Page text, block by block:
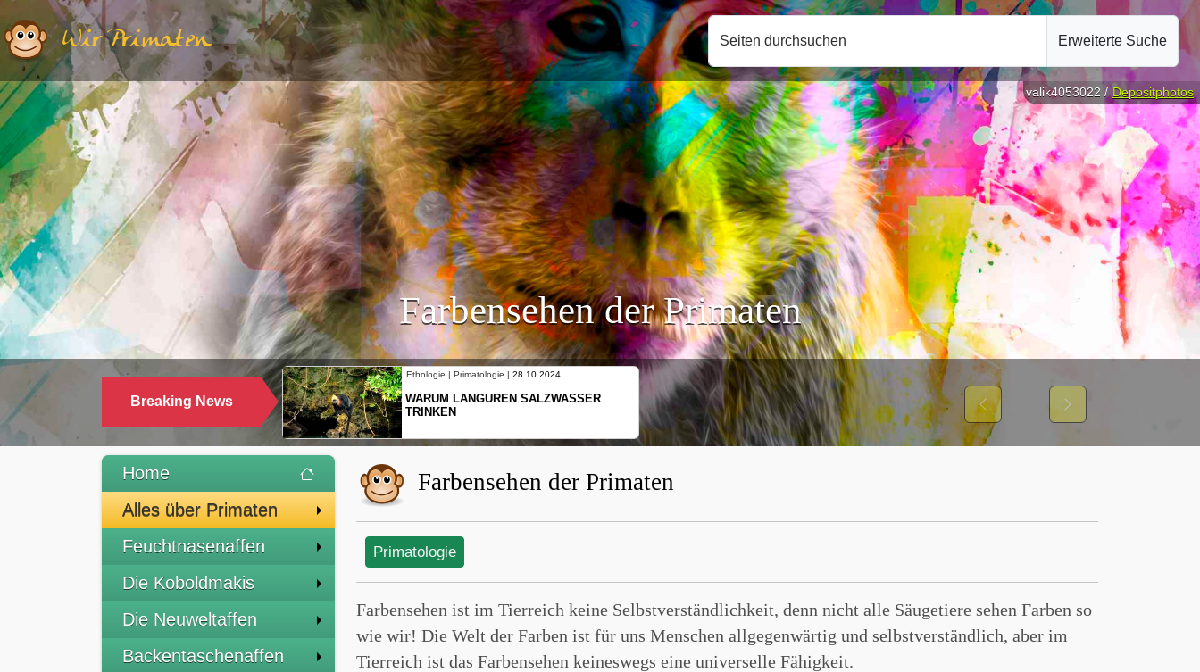
Wir Primaten Seiten durchsuchen Erweiterte Suche
Farbensehen der Primaten
Breaking News
Ethologie | Primatologie | 10.10.2024
NEUES VON WEIBLICHEN
SCHOPFGIBBONS UND IHRER
Previous Next
valik4053022 / Depositphotos
Home
Alles über Primaten
Feuchtnasenaffen
Die Koboldmakis
Die Neuweltaffen
Backentaschenaffen
Farbensehen der Primaten
Primatologie
Farbensehen ist im Tierreich keine Selbstverständlichkeit, denn nicht alle Säugetiere sehen Farben so
wie wir! Die Welt der Farben ist für uns Menschen allgegenwärtig und selbstverständlich, aber im
Tierreich ist das Farbensehen keineswegs eine universelle Fähigkeit.